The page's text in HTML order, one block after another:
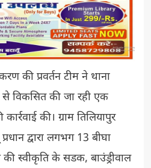
की प्रवर्तन टीम ने थाना
विकसित की जा रही एक
की। ग्राम तिलियापुर
द्वारा लगभग 13 बीघा
की स्वीकृति के सडक, बाउंड्रीवाल